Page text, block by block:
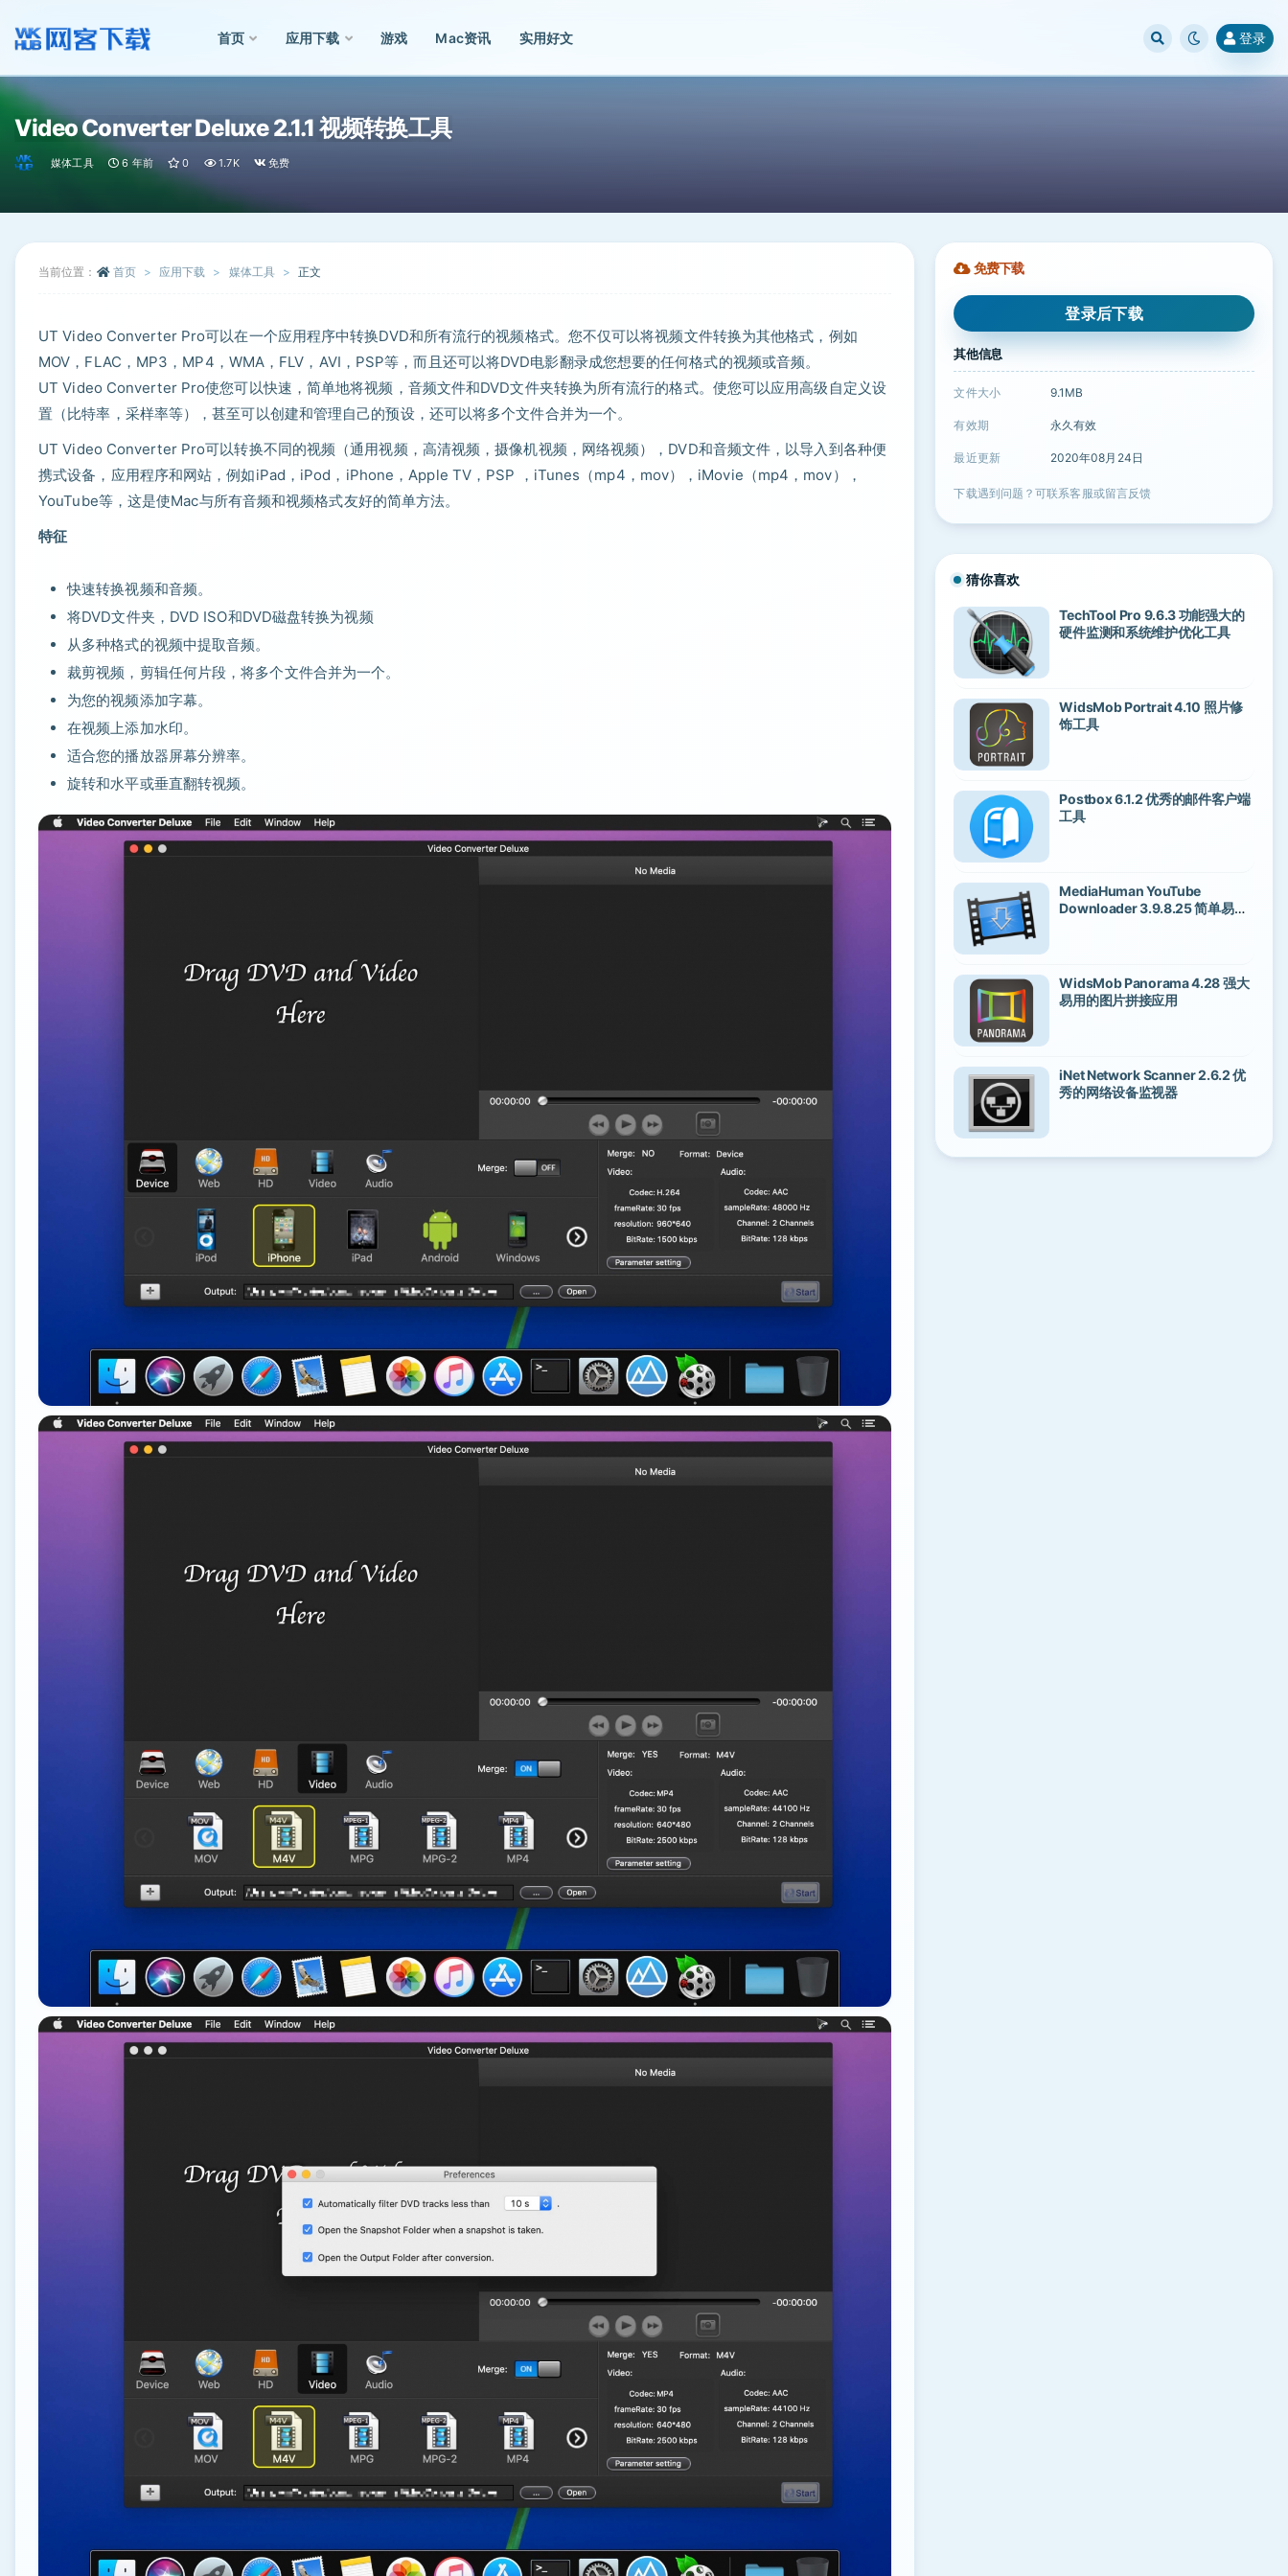
首页 应用下载 游戏 Mac资讯 实用好文 登录
Video Converter Deluxe 2.1.1 视频转换工具
媒体工具 6 年前 0 1.7K 免费
当前位置： 首页 应用下载 媒体工具 正文
UT Video Converter Pro可以在一个应用程序中转换DVD和所有流行的视频格式。您不仅可以将视频文件转换为其他格式，例如
MOV，FLAC，MP3，MP4，WMA，FLV，AVI，PSP等，而且还可以将DVD电影翻录成您想要的任何格式的视频或音频。
UT Video Converter Pro使您可以快速，简单地将视频，音频文件和DVD文件夹转换为所有流行的格式。使您可以应用高级自定义设
置（比特率，采样率等），甚至可以创建和管理自己的预设，还可以将多个文件合并为一个。
UT Video Converter Pro可以转换不同的视频（通用视频，高清视频，摄像机视频，网络视频），DVD和音频文件，以导入到各种便
携式设备，应用程序和网站，例如iPad，iPod，iPhone，Apple TV，PSP ，iTunes（mp4，mov），iMovie（mp4，mov），
YouTube等，这是使Mac与所有音频和视频格式友好的简单方法。
特征
快速转换视频和音频。
将DVD文件夹，DVD ISO和DVD磁盘转换为视频
从多种格式的视频中提取音频。
裁剪视频，剪辑任何片段，将多个文件合并为一个。
为您的视频添加字幕。
在视频上添加水印。
适合您的播放器屏幕分辨率。
旋转和水平或垂直翻转视频。
免费下载
登录后下载
其他信息
文件大小 9.1MB
有效期 永久有效
最近更新 2020年08月24日
下载遇到问题？可联系客服或留言反馈
猜你喜欢
TechTool Pro 9.6.3 功能强大的
硬件监测和系统维护优化工具
WidsMob Portrait 4.10 照片修
饰工具
Postbox 6.1.2 优秀的邮件客户端
工具
MediaHuman YouTube
Downloader 3.9.8.25 简单易用
WidsMob Panorama 4.28 强大
易用的图片拼接应用
iNet Network Scanner 2.6.2 优
秀的网络设备监视器